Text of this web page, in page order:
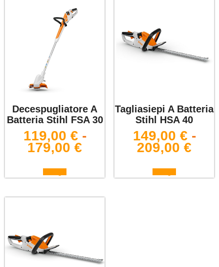
Decespugliatore A
Batteria Stihl FSA 30
119,00 € -
179,00 €
Tagliasiepi A Batteria
Stihl HSA 40
149,00 € -
209,00 €